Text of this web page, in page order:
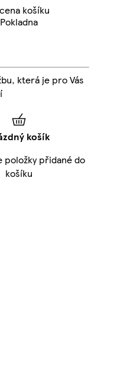
Aktuální cena košíku
košíku
Pokladna
která je pro Vás
košík
položky přidané do
košíku